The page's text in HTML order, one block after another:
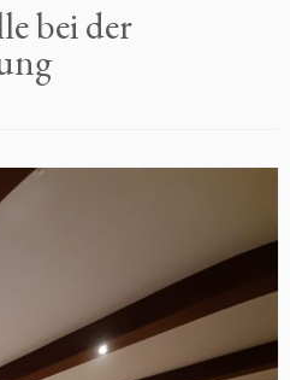
bei der